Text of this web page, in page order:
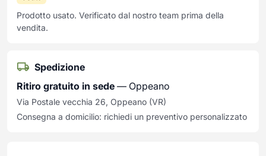
Prodotto usato. Verificato dal nostro team prima della
vendita.
Spedizione
Ritiro gratuito in sede — Oppeano
Via Postale vecchia 26, Oppeano (VR)
Consegna a domicilio: richiedi un preventivo personalizzato